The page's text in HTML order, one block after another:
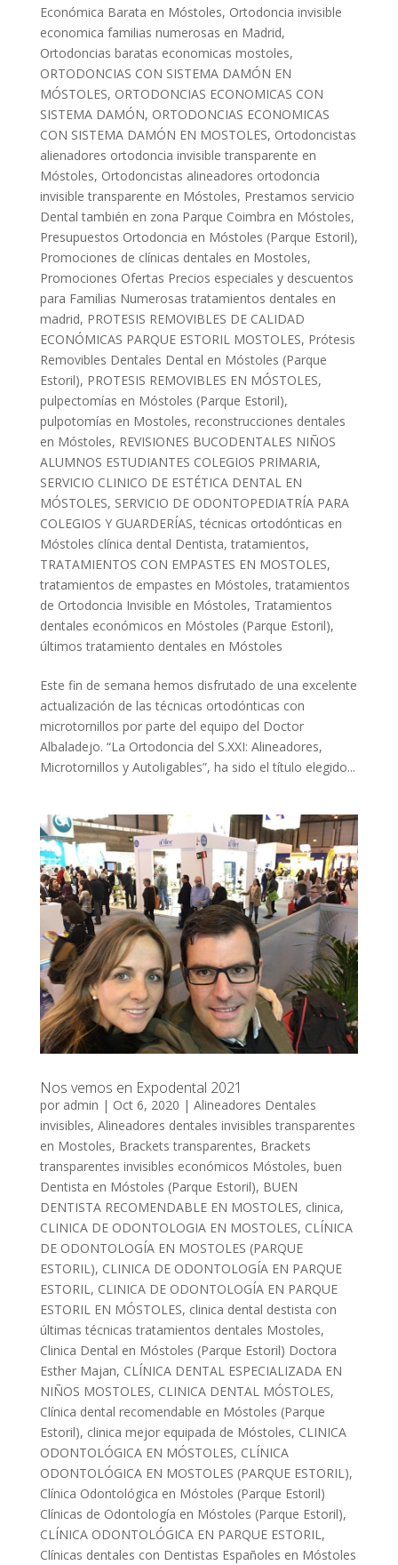
Económica Barata en Móstoles, Ortodoncia invisible
economica familias numerosas en Madrid,
Ortodoncias baratas economicas mostoles,
ORTODONCIAS CON SISTEMA DAMÓN EN
MÓSTOLES, ORTODONCIAS ECONOMICAS CON
SISTEMA DAMÓN, ORTODONCIAS ECONOMICAS
CON SISTEMA DAMÓN EN MOSTOLES, Ortodoncistas
alienadores ortodoncia invisible transparente en
Móstoles, Ortodoncistas alineadores ortodoncia
invisible transparente en Móstoles, Prestamos servicio
Dental también en zona Parque Coimbra en Móstoles,
Presupuestos Ortodoncia en Móstoles (Parque Estoril),
Promociones de clínicas dentales en Mostoles,
Promociones Ofertas Precios especiales y descuentos
para Familias Numerosas tratamientos dentales en
madrid, PROTESIS REMOVIBLES DE CALIDAD
ECONÓMICAS PARQUE ESTORIL MOSTOLES, Prótesis
Removibles Dentales Dental en Móstoles (Parque
Estoril), PROTESIS REMOVIBLES EN MÓSTOLES,
pulpectomías en Móstoles (Parque Estoril),
pulpotomías en Mostoles, reconstrucciones dentales
en Móstoles, REVISIONES BUCODENTALES NIÑOS
ALUMNOS ESTUDIANTES COLEGIOS PRIMARIA,
SERVICIO CLINICO DE ESTÉTICA DENTAL EN
MÓSTOLES, SERVICIO DE ODONTOPEDIATRÍA PARA
COLEGIOS Y GUARDERÍAS,técnicas ortodónticas en
Móstoles clínica dental Dentista,tratamientos,
TRATAMIENTOS CON EMPASTES EN MOSTOLES,
tratamientos de empastes en Móstoles,tratamientos
de Ortodoncia Invisible en Móstoles, Tratamientos
dentales económicos en Móstoles (Parque Estoril),
últimos tratamiento dentales en Móstoles
Este fin de semana hemos disfrutado de una excelente
actualización de las técnicas ortodónticas con
microtornillos por parte del equipo del Doctor
Albaladejo. “La Ortodoncia del S.XXI: Alineadores,
Microtornillos y Autoligables”, ha sido el título elegido...
Nos vemos en Expodental 2021
por admin | Oct 6, 2020 | Alineadores Dentales
invisibles, Alineadores dentales invisibles transparentes
en Mostoles, Brackets transparentes, Brackets
transparentes invisibles económicos Móstoles, buen
Dentista en Móstoles (Parque Estoril), BUEN
DENTISTA RECOMENDABLE EN MOSTOLES, clinica,
CLINICA DE ODONTOLOGIA EN MOSTOLES, CLÍNICA
DE ODONTOLOGÍA EN MOSTOLES (PARQUE
ESTORIL), CLINICA DE ODONTOLOGÍA EN PARQUE
ESTORIL, CLINICA DE ODONTOLOGÍA EN PARQUE
ESTORIL EN MÓSTOLES, clinica dental destista con
últimas técnicas tratamientos dentales Mostoles,
Clinica Dental en Móstoles (Parque Estoril) Doctora
Esther Majan, CLÍNICA DENTAL ESPECIALIZADA EN
NIÑOS MOSTOLES, CLINICA DENTAL MÓSTOLES,
Clínica dental recomendable en Móstoles (Parque
Estoril), clinica mejor equipada de Móstoles, CLINICA
ODONTOLÓGICA EN MÓSTOLES, CLÍNICA
ODONTOLÓGICA EN MOSTOLES (PARQUE ESTORIL),
Clínica Odontológica en Móstoles (Parque Estoril)
Clínicas de Odontología en Móstoles (Parque Estoril),
CLÍNICA ODONTOLÓGICA EN PARQUE ESTORIL,
Clínicas dentales con Dentistas Españoles en Móstoles